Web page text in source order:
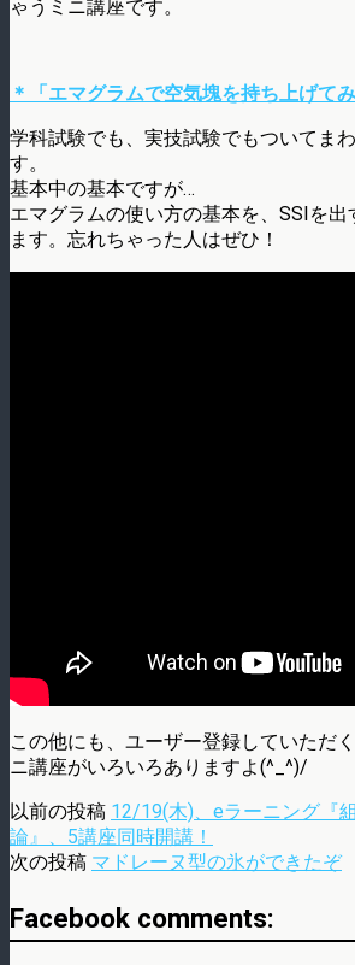
ゃうミニ講座です。
＊「エマグラムで空気塊を持ち上げてみ
学科試験でも、実技試験でもついてま
す。
基本中の基本ですが…
エマグラムの使い方の基本を、SSIを
ます。忘れちゃった人はぜひ！
この他にも、ユーザー登録していただ
ニ講座がいろいろありますよ(^_^)/
以前の投稿 12/19(木)、eラーニング『
論』、5講座同時開講！
次の投稿 マドレーヌ型の氷ができたぞ
Facebook comments: